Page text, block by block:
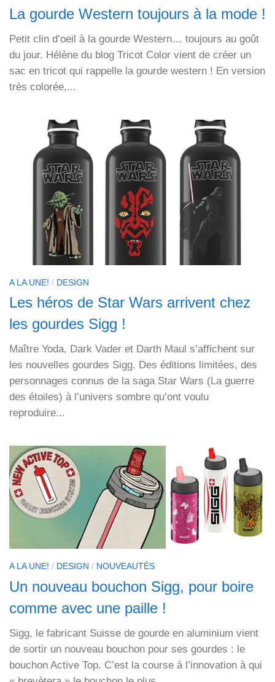
La gourde Western toujours à la mode !
Petit clin d’oeil à la gourde Western… toujours au goût
du jour. Hélène du blog Tricot Color vient de créer un
sac en tricot qui rappelle la gourde western ! En version
très colorée,...
A LA UNE! / DESIGN
Les héros de Star Wars arrivent chez
les gourdes Sigg !
Maître Yoda, Dark Vader et Darth Maul s’affichent sur
les nouvelles gourdes Sigg. Des éditions limitées, des
personnages connus de la saga Star Wars (La guerre
des étoiles) à l’univers sombre qu’ont voulu
reproduire...
A LA UNE! / DESIGN / NOUVEAUTÉS
Un nouveau bouchon Sigg, pour boire
comme avec une paille !
Sigg, le fabricant Suisse de gourde en aluminium vient
de sortir un nouveau bouchon pour ses gourdes : le
bouchon Active Top. C’est la course à l’innovation à qui